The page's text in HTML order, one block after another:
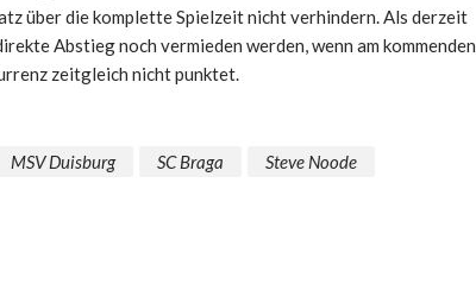
über die komplette Spielzeit nicht verhindern. Als derzeit
Abstieg noch vermieden werden, wenn am kommenden
zeitgleich nicht punktet.
MSV Duisburg SC Braga
Steve Noode